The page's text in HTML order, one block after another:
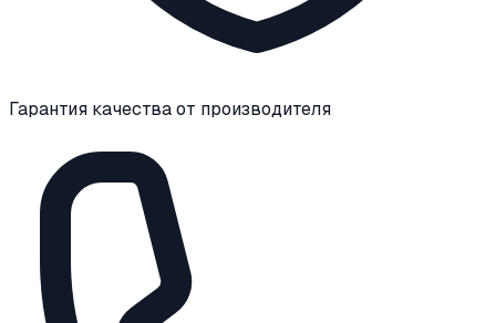
Гарантия качества от производителя